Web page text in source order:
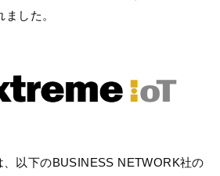
した。
以下のBUSINESS NETWORK社の